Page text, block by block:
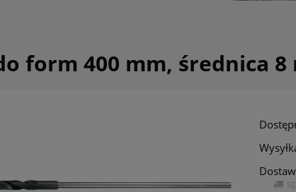
form 400 mm, średnica 8